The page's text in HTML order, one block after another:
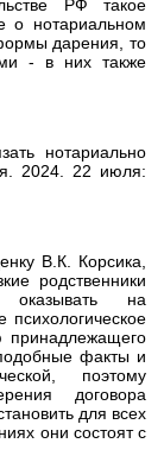
РФ такое
о нотариальном
дарения, то
- в них также
нотариально
2024. 22 июля:
В.К. Корсика,
родственники
оказывать на
психологическое
принадлежащего
факты и
поэтому
договора
для всех
они состоят с